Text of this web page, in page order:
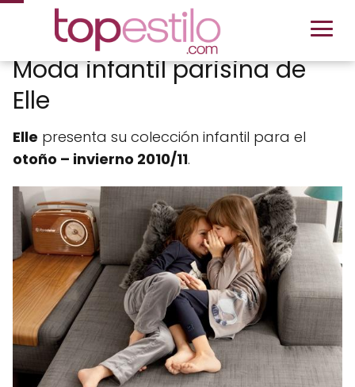
Moda infantil parisina de
Elle
Elle presenta su colección infantil para el
otoño – invierno 2010/11.